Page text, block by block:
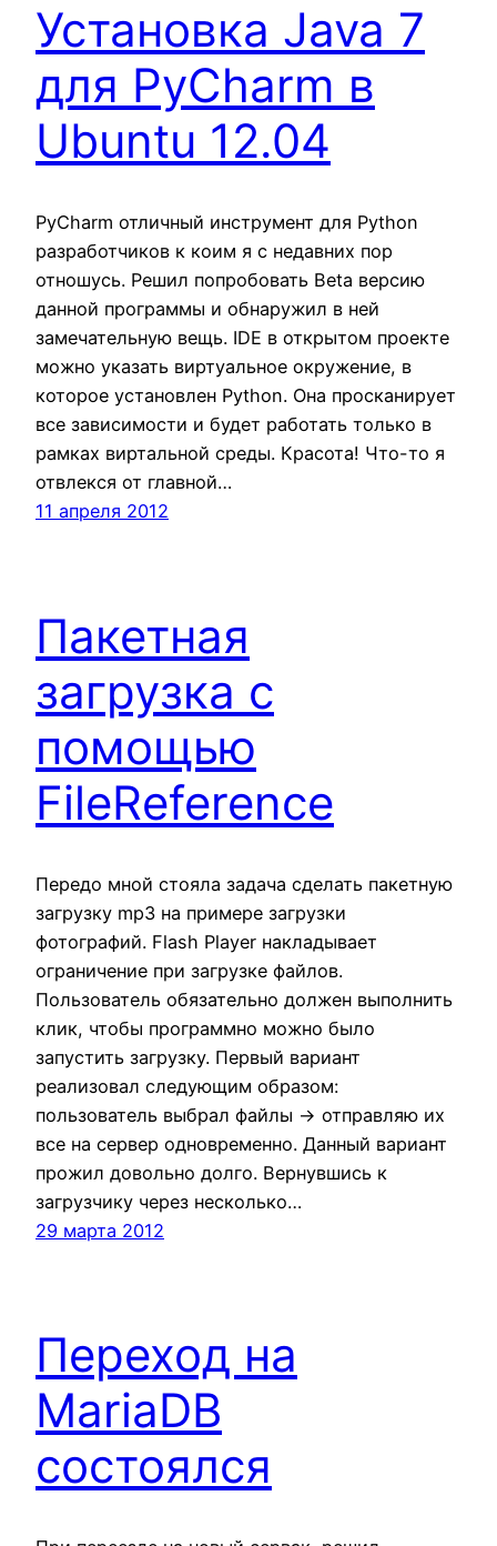
Установка Java 7
для PyCharm в
Ubuntu 12.04
PyCharm отличный инструмент для Python
разработчиков к коим я с недавних пор
отношусь. Решил попробовать Beta версию
данной программы и обнаружил в ней
замечательную вещь. IDE в открытом проекте
можно указать виртуальное окружение, в
которое установлен Python. Она просканирует
все зависимости и будет работать только в
рамках виртальной среды. Красота! Что-то я
отвлекся от главной…
11 апреля 2012
Пакетная
загрузка с
помощью
FileReference
Передо мной стояла задача сделать пакетную
загрузку mp3 на примере загрузки
фотографий. Flash Player накладывает
ограничение при загрузке файлов.
Пользователь обязательно должен выполнить
клик, чтобы программно можно было
запустить загрузку. Первый вариант
реализовал следующим образом:
пользователь выбрал файлы -> отправляю их
все на сервер одновременно. Данный вариант
прожил довольно долго. Вернувшись к
загрузчику через несколько…
29 марта 2012
Переход на
MariaDB
состоялся